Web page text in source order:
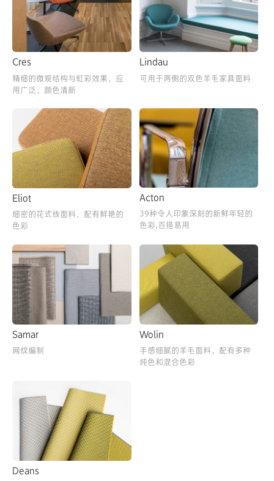
Cres
精细的微观结构与虹彩效果，应
用广泛，颜色清新
Lindau
可用于两侧的双色羊毛家具面料
Eliot
细密的花式线面料，配有鲜艳的
色彩
Acton
39种令人印象深刻的新鲜年轻的
色彩,百搭易用
Samar
网纹编制
Wolin
手感细腻的羊毛面料，配有多种
纯色和混合色彩
Deans